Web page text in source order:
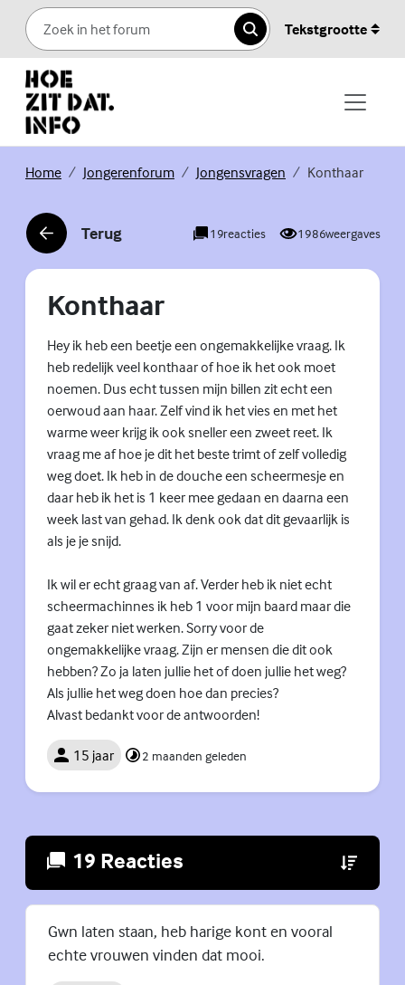
Skip to content
Zoeken
Tekstgrootte
Home(Externe link)
Jongerenforum(Externe link)
Jongensvragen (Externe link)
Konthaar
Terug
(Externe link) 19reacties 1986weergaves
Konthaar
Hey ik heb een beetje een ongemakkelijke vraag. Ik
heb redelijk veel konthaar of hoe ik het ook moet
noemen. Dus echt tussen mijn billen zit echt een
oerwoud aan haar. Zelf vind ik het vies en met het
warme weer krijg ik ook sneller een zweet reet. Ik
vraag me af hoe je dit het beste trimt of zelf volledig
weg doet. Ik heb in de douche een scheermesje en
daar heb ik het is 1 keer mee gedaan en daarna een
week last van gehad. Ik denk ook dat dit gevaarlijk is
als je je snijd.
Ik wil er echt graag van af. Verder heb ik niet echt
scheermachinnes ik heb 1 voor mijn baard maar die
gaat zeker niet werken. Sorry voor de
ongemakkelijke vraag. Zijn er mensen die dit ook
hebben? Zo ja laten jullie het of doen jullie het weg?
Als jullie het weg doen hoe dan precies?
Alvast bedankt voor de antwoorden!
15 jaar 2 maanden geleden
19 Reacties (Externe
Gwn laten staan, heb harige kont en vooral
echte vrouwen vinden dat mooi.